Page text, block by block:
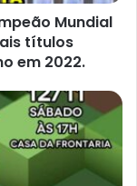
Mundial
títulos
em 2022.